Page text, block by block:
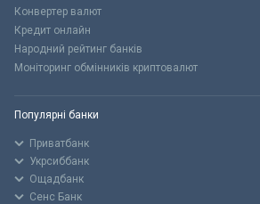
Конвертер валют
Кредит онлайн
Народний рейтинг банків
Моніторинг обмінників криптовалют
Популярні банки
Приватбанк
Укрсиббанк
Ощадбанк
Сенс Банк